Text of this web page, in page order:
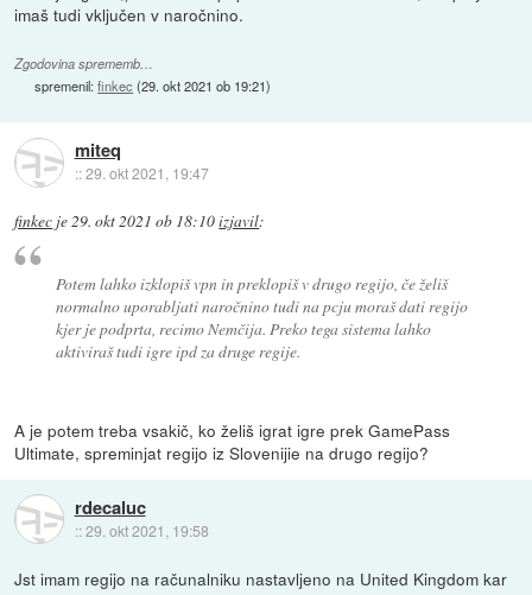
imaš tudi vključen v naročnino.
Zgodovina sprememb…
spremenil:finkec (29. okt 2021 ob 19:21)
miteq
::29. okt 2021, 19:47
finkec je29. okt 2021 ob 18:10izjavil:
Potem lahko izklopiš vpn in preklopiš v drugo regijo, če želiš
normalno uporabljati naročnino tudi na pcju moraš dati regijo
kjer je podprta, recimo Nemčija. Preko tega sistema lahko
aktiviraš tudi igre ipd za druge regije.
A je potem treba vsakič, ko želiš igrat igre prek GamePass
Ultimate, spreminjat regijo iz Slovenijie na drugo regijo?
rdecaluc
::29. okt 2021, 19:58
Jst imam regijo na računalniku nastavljeno na United Kingdom kar